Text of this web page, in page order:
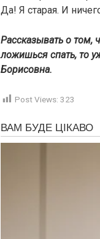
Да! Я старая. И
Рассказывать о том,
ложишься спать, то
Борисовна.
Post Views: 323